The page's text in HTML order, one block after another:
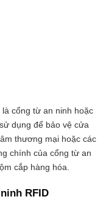
cổng từ an ninh hoặc
dụng để bảo vệ cửa
thương mại hoặc các
chính của cổng từ an
cắp hàng hóa.
RFID